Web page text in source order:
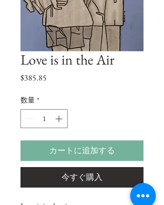
Love is in the Air
$385.85
数量 *
カートに追加する
今すぐ購入